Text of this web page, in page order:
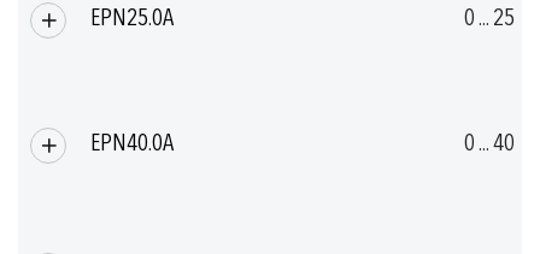
EPN25.0A 0 ... 25
EPN40.0A 0 ... 40